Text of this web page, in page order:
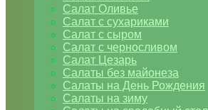
Салат Оливье
Салат с сухариками
Салат с сыром
Салат с черносливом
Салат Цезарь
Салаты без майонеза
Салаты на День Рождения
Салаты на зиму